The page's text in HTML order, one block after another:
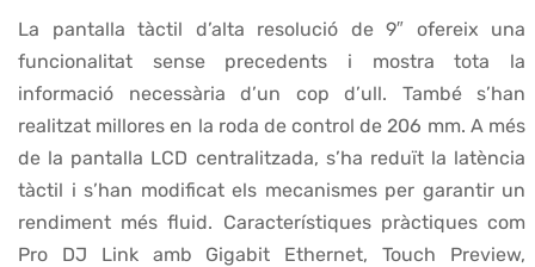
La pantalla tàctil d’alta resolució de 9″ ofereix una
funcionalitat sense precedents i mostra tota la
informació necessària d’un cop d’ull. També s’han
realitzat millores en la roda de control de 206 mm. A més
de la pantalla LCD centralitzada, s’ha reduït la latència
tàctil i s’han modificat els mecanismes per garantir un
rendiment més fluid. Característiques pràctiques com
Pro DJ Link amb Gigabit Ethernet, Touch Preview,